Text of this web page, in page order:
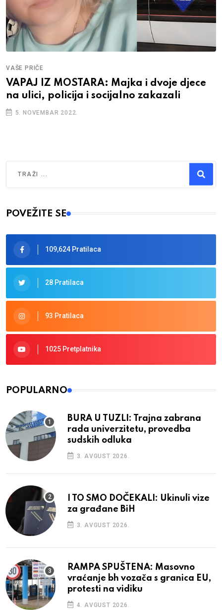
VAŠE PRIČE
VAPAJ IZ MOSTARA: Majka i dvoje djece
na ulici, policija i socijalno zakazali
5. NOVEMBAR 2022.
Type 2 or more characters for results.
POVEŽITE SE
109,624 Pratilaca
28 Pratilaca
93 Pratilaca
1025 Pretplatnika
POPULARNO
BURA U TUZLI: Trajna zabrana
rada univerzitetu, provedba
sudskih odluka
3. AVGUST 2026.
I TO SMO DOČEKALI: Ukinuli vize
za građane BiH
3. AVGUST 2026.
RAMPA SPUŠTENA: Masovno
vraćanje bh vozača s granica EU,
protesti na vidiku
4. AVGUST 2026.